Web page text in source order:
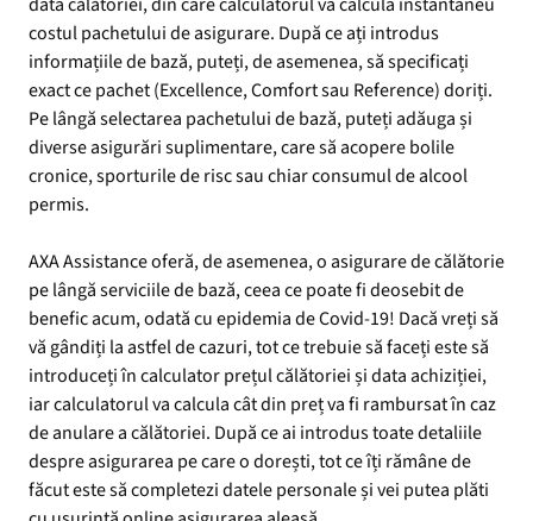
costul pachetului de asigurare. După ce ați introdus
informațiile de bază, puteți, de asemenea, să specificați
exact ce pachet (Excellence, Comfort sau Reference) doriți.
Pe lângă selectarea pachetului de bază, puteți adăuga și
diverse asigurări suplimentare, care să acopere bolile
cronice, sporturile de risc sau chiar consumul de alcool
permis.
AXA Assistance oferă, de asemenea, o asigurare de călătorie
pe lângă serviciile de bază, ceea ce poate fi deosebit de
benefic acum, odată cu epidemia de Covid-19! Dacă vreți să
vă gândiți la astfel de cazuri, tot ce trebuie să faceți este să
introduceți în calculator prețul călătoriei și data achiziției,
iar calculatorul va calcula cât din preț va fi rambursat în caz
de anulare a călătoriei. După ce ai introdus toate detaliile
despre asigurarea pe care o dorești, tot ce îți rămâne de
făcut este să completezi datele personale și vei putea plăti